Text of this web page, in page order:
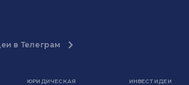
в Телеграм
ЮРИДИЧЕСКАЯ
ИНВЕСТ ИДЕИ